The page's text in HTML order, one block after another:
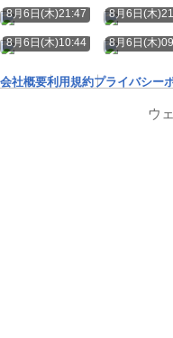
8月6日(木)21:47 8月6日(木
8月6日(木)10:44 8月6日(木
会社概要利用規約プライバシー
ウ